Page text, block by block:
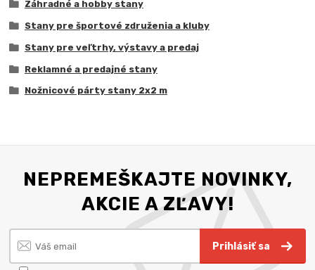
Záhradné a hobby stany
Stany pre športové združenia a kluby
Stany pre veľtrhy, výstavy a predaj
Reklamné a predajné stany
Nožnicové párty stany 2x2 m
NEPREMEŠKAJTE NOVINKY,
AKCIE A ZĽAVY!
Prihlásiť sa